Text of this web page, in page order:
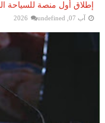
إطلاق أول منصة للسياحة
آب 07, 2026 undefined